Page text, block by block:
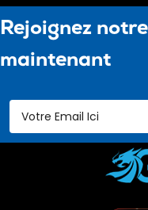
Rejoignez
maintenant